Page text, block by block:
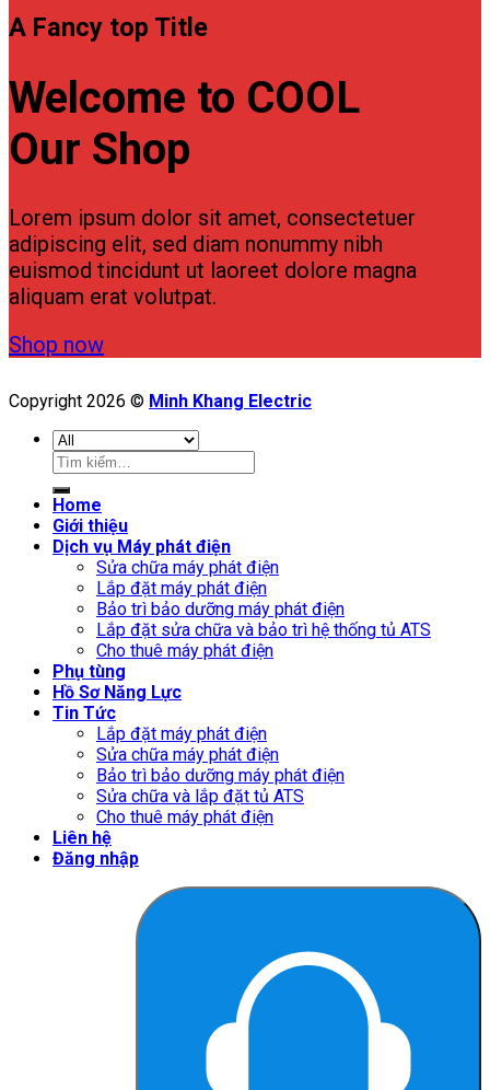
A Fancy top Title
Welcome to COOL
Our Shop
Lorem ipsum dolor sit amet, consectetuer
adipiscing elit, sed diam nonummy nibh
euismod tincidunt ut laoreet dolore magna
aliquam erat volutpat.
Shop now
Copyright 2026 © Minh Khang Electric
Tìm
kiếm:
Home
Giới thiệu
Dịch vụ Máy phát điện
Sửa chữa máy phát điện
Lắp đặt máy phát điện
Bảo trì bảo dưỡng máy phát điện
Lắp đặt sửa chữa và bảo trì hệ thống tủ ATS
Cho thuê máy phát điện
Phụ tùng
Hồ Sơ Năng Lực
Tin Tức
Lắp đặt máy phát điện
Sửa chữa máy phát điện
Bảo trì bảo dưỡng máy phát điện
Sửa chữa và lắp đặt tủ ATS
Cho thuê máy phát điện
Liên hệ
Đăng nhập